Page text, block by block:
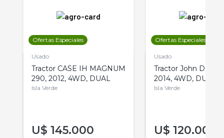
Ofertas Especiales
Usado
Tractor CASE IH MAGNUM
290, 2012, 4WD, DUAL
Isla Verde
U$ 145.000
Ofertas Especiales
Usado
Tractor John Deere
2014, 4WD, DUAL
Isla Verde
U$ 120.000